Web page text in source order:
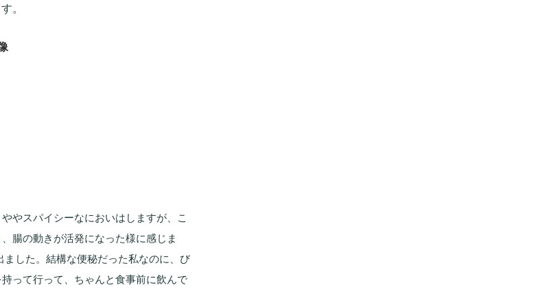
。
やスパイシーなにおいはしますが、こ
腸の動きが活発になった様に感じま
した。結構な便秘だった私なのに、び
って行って、ちゃんと食事前に飲んで